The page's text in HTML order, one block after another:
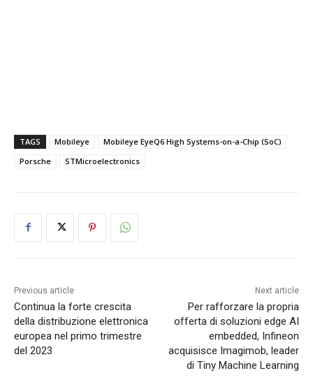
TAGS Mobileye
Mobileye EyeQ6 High Systems-on-a-Chip (SoC)
Porsche
STMicroelectronics
Previous article
Continua la forte crescita
della distribuzione elettronica
europea nel primo trimestre
del 2023
Next article
Per rafforzare la propria
offerta di soluzioni edge AI
embedded, Infineon
acquisisce Imagimob, leader
di Tiny Machine Learning